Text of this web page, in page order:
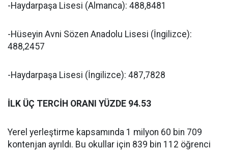
-Haydarpaşa Lisesi (Almanca): 488,8481
-Hüseyin Avni Sözen Anadolu Lisesi (İngilizce):
488,2457
-Haydarpaşa Lisesi (İngilizce): 487,7828
İLK ÜÇ TERCİH ORANI YÜZDE 94.53
Yerel yerleştirme kapsamında 1 milyon 60 bin 709
kontenjan ayrıldı. Bu okullar için 839 bin 112 öğrenci